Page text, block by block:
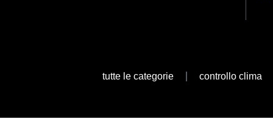
tutte le categorie controllo clima